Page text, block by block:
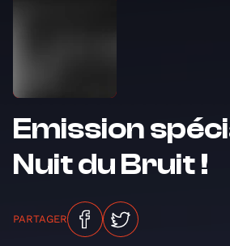
Emission
Nuit du Bruit !
PARTAGER